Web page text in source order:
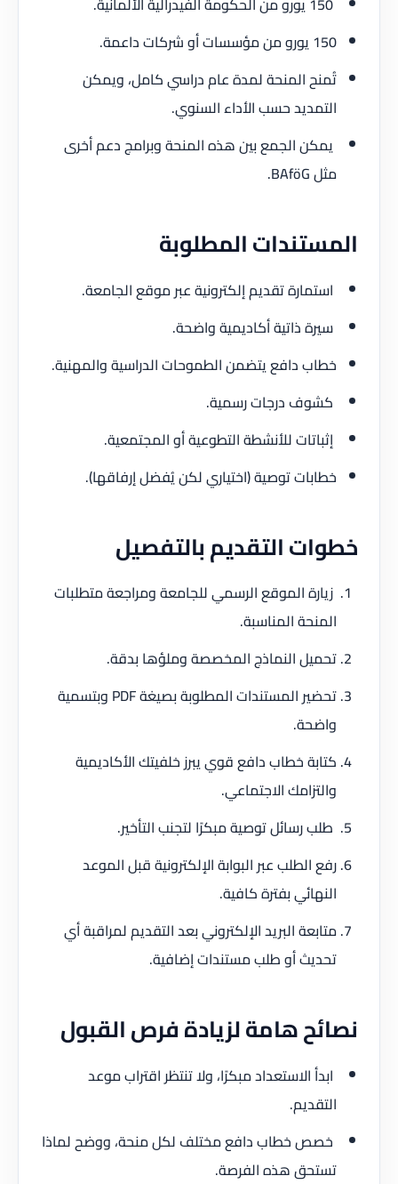
150 يورو من مؤسسات أو شركات داعمة.
تُمنح المنحة لمدة عام دراسي كامل، ويمكن
التمديد حسب الأداء السنوي.
يمكن الجمع بين هذه المنحة وبرامج دعم أخرى
مثل BAföG.
المستندات المطلوبة
استمارة تقديم إلكترونية عبر موقع الجامعة.
سيرة ذاتية أكاديمية واضحة.
خطاب دافع يتضمن الطموحات الدراسية والمهنية.
كشوف درجات رسمية.
إثباتات للأنشطة التطوعية أو المجتمعية.
خطابات توصية (اختياري لكن يُفضل إرفاقها).
خطوات التقديم بالتفصيل
زيارة الموقع الرسمي للجامعة ومراجعة متطلبات
المنحة المناسبة.
تحميل النماذج المخصصة وملؤها بدقة.
تحضير المستندات المطلوبة بصيغة PDF وبتسمية
واضحة.
كتابة خطاب دافع قوي يبرز خلفيتك الأكاديمية
والتزامك الاجتماعي.
طلب رسائل توصية مبكرًا لتجنب التأخير.
رفع الطلب عبر البوابة الإلكترونية قبل الموعد
النهائي بفترة كافية.
متابعة البريد الإلكتروني بعد التقديم لمراقبة أي
تحديث أو طلب مستندات إضافية.
نصائح هامة لزيادة فرص القبول
ابدأ الاستعداد مبكرًا، ولا تنتظر اقتراب موعد
التقديم.
خصص خطاب دافع مختلف لكل منحة، ووضح لماذا
تستحق هذه الفرصة.